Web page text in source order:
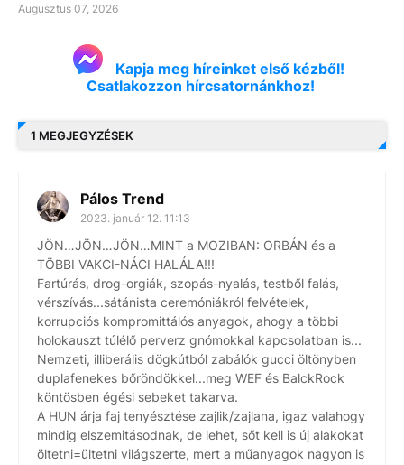
Augusztus 07, 2026
Kapja meg híreinket első kézből!
Csatlakozzon hírcsatornánkhoz!
1 MEGJEGYZÉSEK
Pálos Trend
2023. január 12. 11:13
JÖN…JÖN…JÖN…MINT a MOZIBAN: ORBÁN és a
TÖBBI VAKCI-NÁCI HALÁLA!!!
Fartúrás, drog-orgiák, szopás-nyalás, testből falás,
vérszívás...sátánista ceremóniákról felvételek,
korrupciós kompromittálós anyagok, ahogy a többi
holokauszt túlélő perverz gnómokkal kapcsolatban is...
Nemzeti, illiberális dögkútból zabálók gucci öltönyben
duplafenekes bőröndökkel...meg WEF és BalckRock
köntösben égési sebeket takarva.
A HUN árja faj tenyésztése zajlik/zajlana, igaz valahogy
mindig elszemitásodnak, de lehet, sőt kell is új alakokat
öltetni=ültetni világszerte, mert a műanyagok nagyon is